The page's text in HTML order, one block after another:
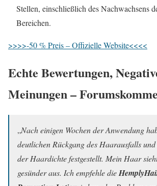
Stellen, einschließlich des Nachwachsens
Bereichen.
>>>>-50 % Preis – Offizielle Website<<<<
Echte Bewertungen,
Meinungen –
„Nach einigen Wochen der Anwendung
deutlichen Rückgang des Haarausfalls
der Haardichte festgestellt. Mein Haar
gesünder aus. Ich empfehle die